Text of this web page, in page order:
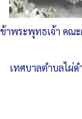
เว็บไซต์ เ
วิเศษชัยชาญ
เทคโนโลยีคุก
การป้องกัน และ ป
ข้าพระพุทธเจ้า คณะ
เทศบาลตำบลไผ่